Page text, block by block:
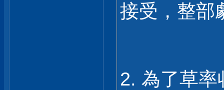
接受，整部
2. 為了草